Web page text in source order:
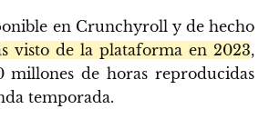
en Crunchyroll y de hecho
visto de la plataforma en 2023,
millones de horas reproducidas
temporada.